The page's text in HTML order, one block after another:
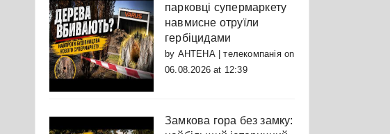
парковці супермаркету
навмисне отруїли
гербіцидами
by АНТЕНА | телекомпаніяon
06.08.2026 at 12:39
Замкова гора без замку: